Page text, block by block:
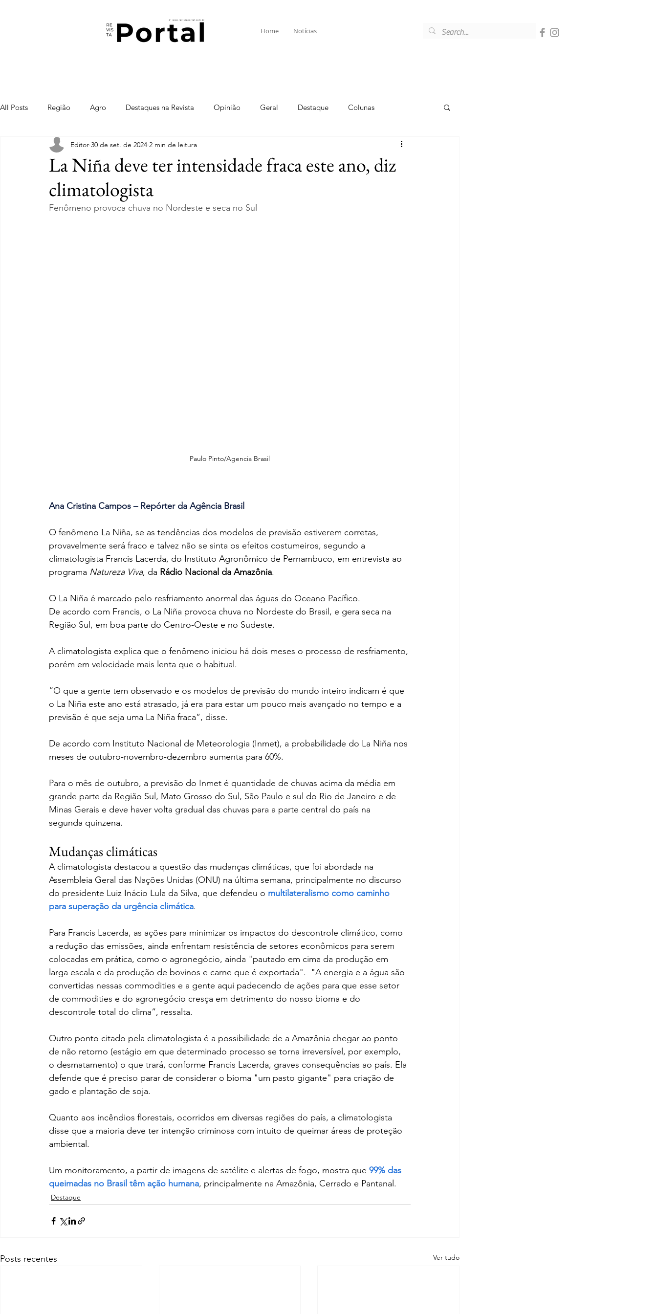
Home Notícias
All Posts Região Agro Destaques na Revista Opinião Geral Destaque Colunas
La Niña deve ter intensidade fraca este ano, diz
climatologista
Editor 30 de set. de 2024 2 min de leitura
Fenômeno provoca chuva no Nordeste e seca no Sul
Paulo Pinto/Agencia Brasil
Ana Cristina Campos – Repórter da Agência Brasil
O fenômeno La Niña, se as tendências dos modelos de previsão estiverem corretas,
provavelmente será fraco e talvez não se sinta os efeitos costumeiros, segundo a
climatologista Francis Lacerda, do Instituto Agronômico de Pernambuco, em entrevista ao
programa Natureza Viva, da Rádio Nacional da Amazônia.
O La Niña é marcado pelo resfriamento anormal das águas do Oceano Pacífico.
De acordo com Francis, o La Niña provoca chuva no Nordeste do Brasil, e gera seca na
Região Sul, em boa parte do Centro-Oeste e no Sudeste.
A climatologista explica que o fenômeno iniciou há dois meses o processo de resfriamento,
porém em velocidade mais lenta que o habitual.
“O que a gente tem observado e os modelos de previsão do mundo inteiro indicam é que
o La Niña este ano está atrasado, já era para estar um pouco mais avançado no tempo e a
previsão é que seja uma La Niña fraca”, disse.
De acordo com Instituto Nacional de Meteorologia (Inmet), a probabilidade do La Niña nos
meses de outubro-novembro-dezembro aumenta para 60%.
Para o mês de outubro, a previsão do Inmet é quantidade de chuvas acima da média em
grande parte da Região Sul, Mato Grosso do Sul, São Paulo e sul do Rio de Janeiro e de
Minas Gerais e deve haver volta gradual das chuvas para a parte central do país na
segunda quinzena.
Mudanças climáticas
A climatologista destacou a questão das mudanças climáticas, que foi abordada na
Assembleia Geral das Nações Unidas (ONU) na última semana, principalmente no discurso
do presidente Luiz Inácio Lula da Silva, que defendeu o multilateralismo como caminho
para superação da urgência climática.
Para Francis Lacerda, as ações para minimizar os impactos do descontrole climático, como
a redução das emissões, ainda enfrentam resistência de setores econômicos para serem
colocadas em prática, como o agronegócio, ainda "pautado em cima da produção em
larga escala e da produção de bovinos e carne que é exportada".  "A energia e a água são
convertidas nessas commodities e a gente aqui padecendo de ações para que esse setor
de commodities e do agronegócio cresça em detrimento do nosso bioma e do
descontrole total do clima”, ressalta.
Outro ponto citado pela climatologista é a possibilidade de a Amazônia chegar ao ponto
de não retorno (estágio em que determinado processo se torna irreversível, por exemplo,
o desmatamento) o que trará, conforme Francis Lacerda, graves consequências ao país. Ela
defende que é preciso parar de considerar o bioma "um pasto gigante" para criação de
gado e plantação de soja.
Quanto aos incêndios florestais, ocorridos em diversas regiões do país, a climatologista
disse que a maioria deve ter intenção criminosa com intuito de queimar áreas de proteção
ambiental.
Um monitoramento, a partir de imagens de satélite e alertas de fogo, mostra que 99% das
queimadas no Brasil têm ação humana, principalmente na Amazônia, Cerrado e Pantanal.
Destaque
Posts recentes Ver tudo